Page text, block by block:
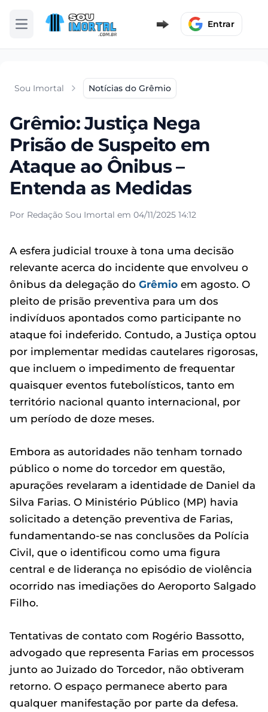
Abrir menu Entrar
Sou Imortal Notícias do Grêmio
Grêmio: Justiça Nega
Prisão de Suspeito em
Ataque ao Ônibus –
Entenda as Medidas
Por Redação Sou Imortal em 04/11/2025 14:12
A esfera judicial trouxe à tona uma decisão
relevante acerca do incidente que envolveu o
ônibus da delegação do Grêmio em agosto. O
pleito de prisão preventiva para um dos
indivíduos apontados como participante no
ataque foi indeferido. Contudo, a Justiça optou
por implementar medidas cautelares rigorosas,
que incluem o impedimento de frequentar
quaisquer eventos futebolísticos, tanto em
território nacional quanto internacional, por
um período de doze meses.
Embora as autoridades não tenham tornado
público o nome do torcedor em questão,
apurações revelaram a identidade de Daniel da
Silva Farias. O Ministério Público (MP) havia
solicitado a detenção preventiva de Farias,
fundamentando-se nas conclusões da Polícia
Civil, que o identificou como uma figura
central e de liderança no episódio de violência
ocorrido nas imediações do Aeroporto Salgado
Filho.
Tentativas de contato com Rogério Bassotto,
advogado que representa Farias em processos
junto ao Juizado do Torcedor, não obtiveram
retorno. O espaço permanece aberto para
qualquer manifestação por parte da defesa.